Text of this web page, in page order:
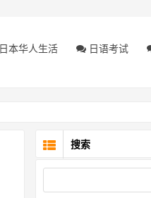
日本华人生活 日语考试
搜索